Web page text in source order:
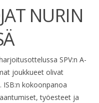
NURIN
SPV:n A-
joukkueet olivat
ISB:n kokoonpanoa
työesteet ja